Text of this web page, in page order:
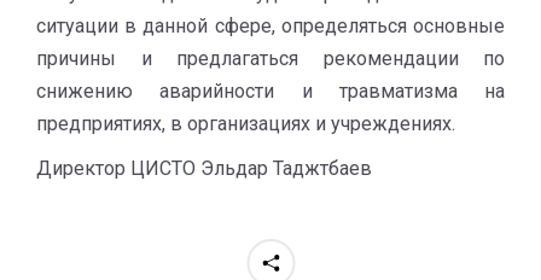
ситуации в данной сфере, определяться основные
причины и предлагаться рекомендации по
снижению аварийности и травматизма на
предприятиях, в организациях и учреждениях.
Директор ЦИСТО Эльдар Таджтбаев